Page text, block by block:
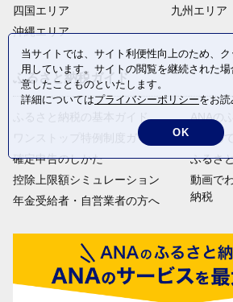
四国エリア
沖縄エリア
九州エリア
ふるさと納税ガイド
ふるさと納税の基本ガイド
ワンストップ特例制度ガイド
確定申告のしかた
控除上限額シミュレーション
年金受給者・自営業者の方へ
ANAの
はじめ
ふるさ
動画で
納税
当サイトでは、サイト利便性向上のため、
用しています。サイトの閲覧を継続された
意したことものといたします。
詳細についてはプライバシーポリシーをお読
OK